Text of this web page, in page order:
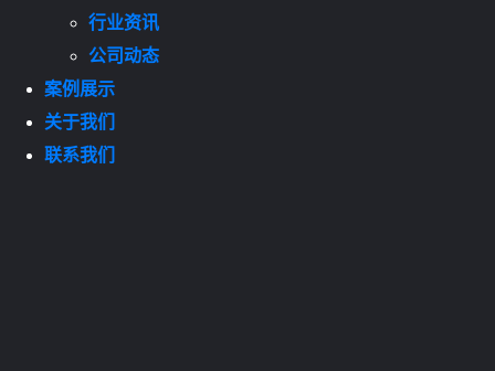
行业资讯
公司动态
案例展示
关于我们
联系我们